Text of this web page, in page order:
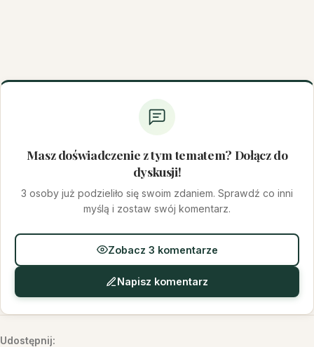
Masz doświadczenie z tym tematem? Dołącz do
dyskusji!
3 osoby już podzieliło się swoim zdaniem. Sprawdź co inni
myślą i zostaw swój komentarz.
Zobacz 3 komentarze
Napisz komentarz
Udostępnij: